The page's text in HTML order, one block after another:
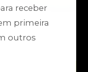
receber
primeira
outros